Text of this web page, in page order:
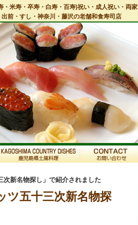
米寿・卒寿・白寿・百寿)祝い・成人祝い・両家
前・すし・神奈川・藤沢の老舗和食寿司店
次新名物探し」で紹介されました
ツ五十三次新名物探